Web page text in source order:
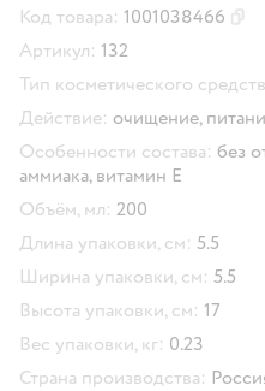
Код товара: 1001038466
Артикул: 132
Тип косметического
Действие: очищение,
Особенности состава: без
аммиака, витамин E
Объём, мл: 200
Длина упаковки, см: 5.5
Ширина упаковки, см: 5.5
Высота упаковки, см: 17
Вес упаковки, кг: 0.23
Страна производства: